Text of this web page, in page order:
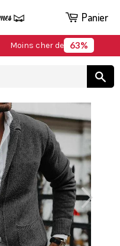
Moins cher de 63%
Panier